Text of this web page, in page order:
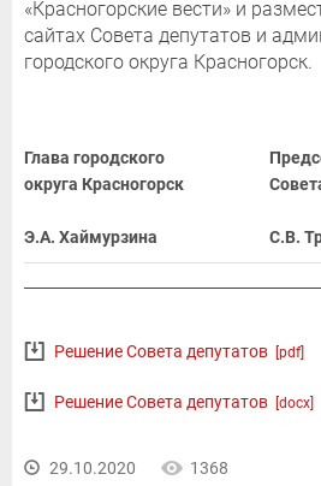
«Красногорские вести» и
сайтах Совета депутатов и
городского округа Красногорск.
Глава городского
округа Красногорск
Э.А. Хаймурзина С.В.
Решение Совета депутатов [pdf]
Решение Совета депутатов [docx]
29.10.2020 1368